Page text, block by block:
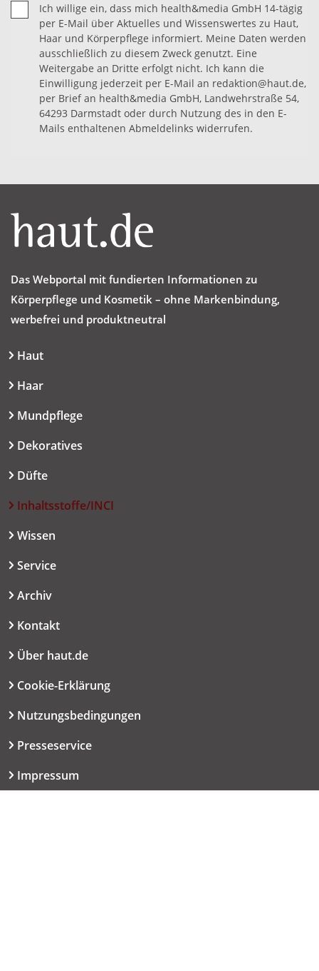
Ich willige ein, dass mich health&media GmbH 14-tägig
per E-Mail über Aktuelles und Wissenswertes zu Haut,
Haar und Körperpflege informiert. Meine Daten werden
ausschließlich zu diesem Zweck genutzt. Eine
Weitergabe an Dritte erfolgt nicht. Ich kann die
Einwilligung jederzeit per E-Mail an redaktion@haut.de,
per Brief an health&media GmbH, Landwehrstraße 54,
64293 Darmstadt oder durch Nutzung des in den E-
Mails enthaltenen Abmeldelinks widerrufen.
Das Webportal mit fundierten Informationen zu
Körperpflege und Kosmetik – ohne Markenbindung,
werbefrei und produktneutral
Haut
Haar
Mundpflege
Dekoratives
Düfte
Inhaltsstoffe/INCI
Wissen
Service
Archiv
Kontakt
Über haut.de
Cookie-Erklärung
Nutzungsbedingungen
Presseservice
Impressum